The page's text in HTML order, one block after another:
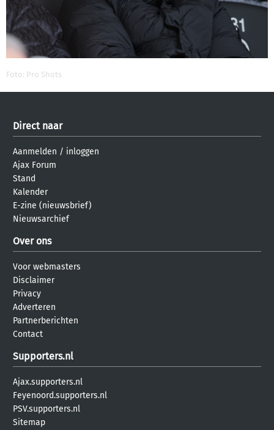
Foto: Pro Shots
Direct naar
Aanmelden / inloggen
Ajax Forum
Stand
Kalender
E-zine (nieuwsbrief)
Nieuwsarchief
Over ons
Voor webmasters
Disclaimer
Privacy
Adverteren
Partnerberichten
Contact
Supporters.nl
Ajax.supporters.nl
Feyenoord.supporters.nl
PSV.supporters.nl
Sitemap